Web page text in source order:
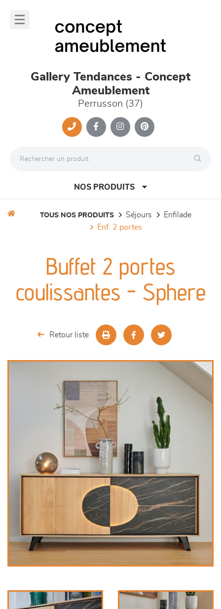
Gallery Tendances - Concept
Ameublement
Perrusson (37)
NOS PRODUITS
meubles de complément
TOUS NOS PRODUITS séjours
enfilade
enf. 2 portes
Buffet 2 portes
coulissantes - Sphere
Retour liste